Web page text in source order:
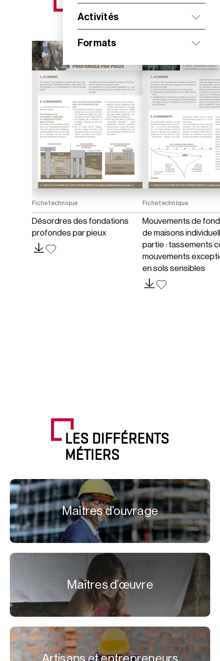
Activités
Formats
NOS NOUVEAUTÉS
Fiche technique
Désordres des fondations
profondes par pieux
Fiche technique
Mouvements de
de maisons
partie : tassements
mouvements
en sols sensibles
LES DIFFÉRENTS
MÉTIERS
Maîtres d’ouvrage
Maîtres d’œuvre
Artisans et entrepreneurs